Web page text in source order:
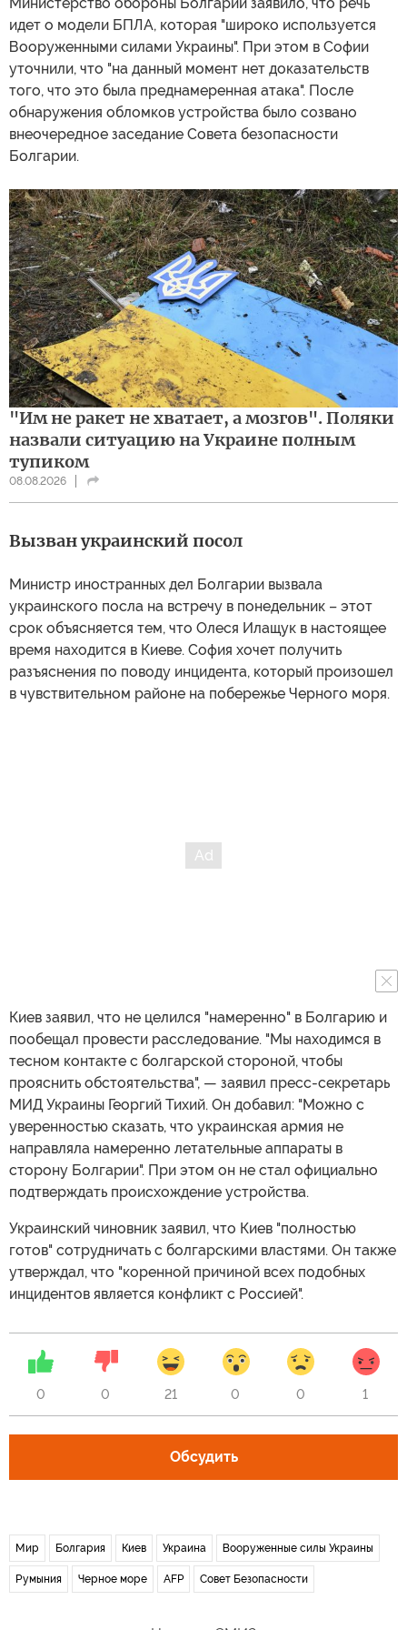
идет о модели БПЛА, которая "широко используется
Вооруженными силами Украины". При этом в Софии
уточнили, что "на данный момент нет доказательств
того, что это была преднамеренная атака". После
обнаружения обломков устройства было созвано
внеочередное заседание Совета безопасности
Болгарии.
"Им не ракет не хватает, а мозгов". Поляки
назвали ситуацию на Украине полным
тупиком
08.08.2026
Вызван украинский посол
Министр иностранных дел Болгарии вызвала
украинского посла на встречу в понедельник – этот
срок объясняется тем, что Олеся Илащук в настоящее
время находится в Киеве. София хочет получить
разъяснения по поводу инцидента, который произошел
в чувствительном районе на побережье Черного моря.
Киев заявил, что не целился "намеренно" в Болгарию и
пообещал провести расследование. "Мы находимся в
тесном контакте с болгарской стороной, чтобы
прояснить обстоятельства", — заявил пресс-секретарь
МИД Украины Георгий Тихий. Он добавил: "Можно с
уверенностью сказать, что украинская армия не
направляла намеренно летательные аппараты в
сторону Болгарии". При этом он не стал официально
подтверждать происхождение устройства.
Украинский чиновник заявил, что Киев "полностью
готов" сотрудничать с болгарскими властями. Он также
утверждал, что "коренной причиной всех подобных
инцидентов является конфликт с Россией".
0 0 21 0 0 1
Обсудить
Мир Болгария Киев Украина Вооруженные силы Украины
Румыния Черное море AFP Совет Безопасности